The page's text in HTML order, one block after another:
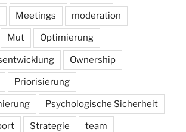
Meetings moderation
Mut Optimierung
Ownership
Priorisierung
Psychologische Sicherheit
Strategie team